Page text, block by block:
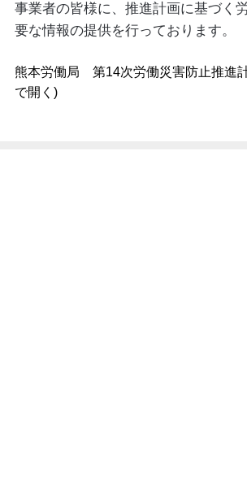
事業者の皆様に、推進計画に基づく
要な情報の提供を行っております。
熊本労働局 第14次労働災害防止推進
で開く)